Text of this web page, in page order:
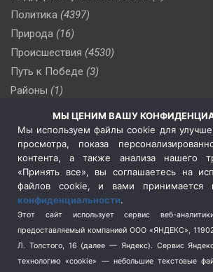
Политика (4397)
Природа (16)
Происшествия (4530)
Путь к Победе (3)
Районы (1)
(510)
Сельское хозяйство (3)
Социальная политика
(3)
Спецоперация в Украине
Спецоперация на Украине
(404)
Спорт (740)
Терроризм (1)
Транспорт (262)
МЫ ЦЕНИМ ВАШУ
Мы используем файлы cookie для
просмотра, показа
контента, а также анализа нашего
«Принять все», вы соглашаетесь на
файлов cookie, и вами
конфиденциальности.
Этот сайт использует сервис веб-
предоставляемый компанией ООО «ЯНДЕКС»,
Л. Толстого, 16 (далее — Яндекс). Сервис
технологию «cookie» — небольшие текстовые